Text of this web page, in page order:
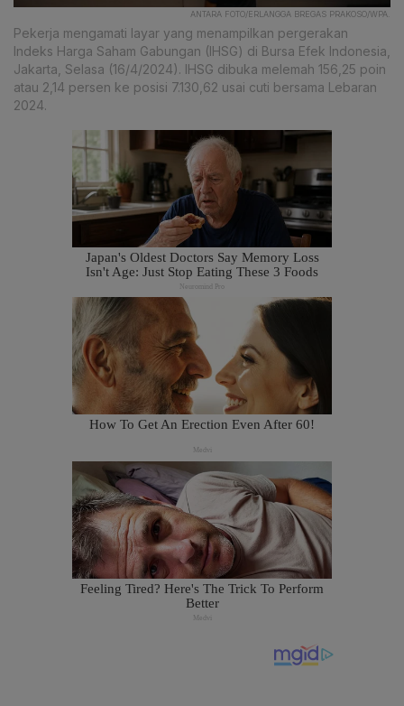
ANTARA FOTO/ERLANGGA BREGAS PRAKOSO/WPA.
Pekerja mengamati layar yang menampilkan pergerakan
Indeks Harga Saham Gabungan (IHSG) di Bursa Efek Indonesia,
Jakarta, Selasa (16/4/2024). IHSG dibuka melemah 156,25 poin
atau 2,14 persen ke posisi 7.130,62 usai cuti bersama Lebaran
2024.